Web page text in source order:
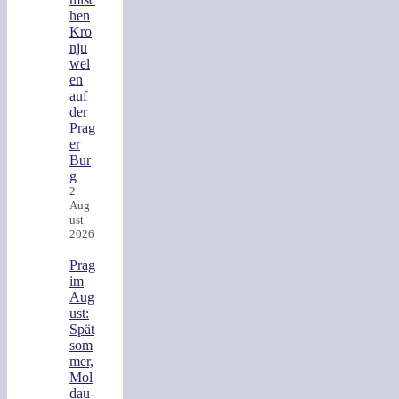
hen
Kro
nju
wel
en
auf
der
Prag
er
Bur
g
2.
Aug
ust
2026
Prag
im
Aug
ust:
Spät
som
mer,
Mol
dau-